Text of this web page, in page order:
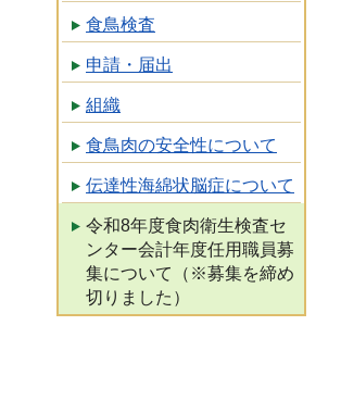
食鳥検査
申請・届出
組織
食鳥肉の安全性について
伝達性海綿状脳症について
令和8年度食肉衛生検査セ
ンター会計年度任用職員募
集について（※募集を締め
切りました）